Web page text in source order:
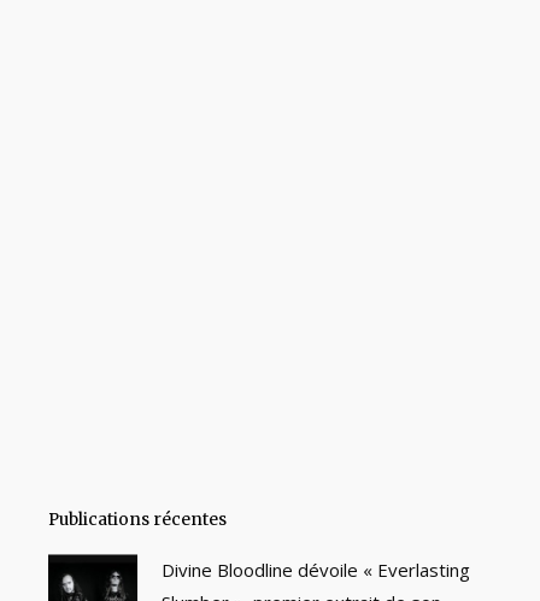
Publications récentes
Divine Bloodline dévoile « Everlasting